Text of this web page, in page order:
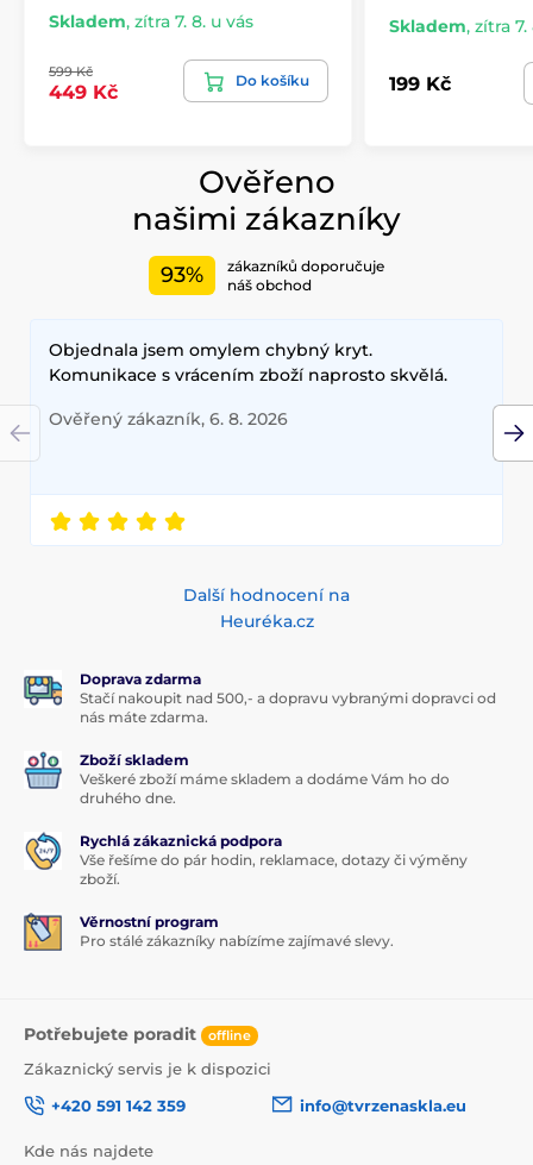
Skladem, zítra 7. 8. u vás
599 Kč
449 Kč
Do košíku
Skladem, zítra 7.
199 Kč
Ověřeno
našimi zákazníky
93%
zákazníků doporučuje
náš obchod
Objednala jsem omylem chybný kryt.
Komunikace s vrácením zboží naprosto skvělá.
Ověřený zákazník, 6. 8. 2026
Další hodnocení na
Heuréka.cz
Doprava zdarma
Stačí nakoupit nad 500,- a dopravu vybranými dopravci od
nás máte zdarma.
Zboží skladem
Veškeré zboží máme skladem a dodáme Vám ho do
druhého dne.
Rychlá zákaznická podpora
Vše řešíme do pár hodin, reklamace, dotazy či výměny
zboží.
Věrnostní program
Pro stálé zákazníky nabízíme zajímavé slevy.
Potřebujete poradit offline
Zákaznický servis je k dispozici
+420 591 142 359
info@tvrzenaskla.eu
Kde nás najdete